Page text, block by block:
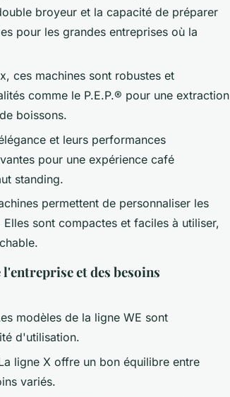
broyeur et la capacité de préparer
pour les grandes entreprises où la
ces machines sont robustes et
comme le P.E.P.® pour une extraction
boissons.
et leurs performances
pour une expérience café
standing.
permettent de personnaliser les
sont compactes et faciles à utiliser,
et des besoins
modèles de la ligne WE sont
d'utilisation.
ligne X offre un bon équilibre entre
variés.